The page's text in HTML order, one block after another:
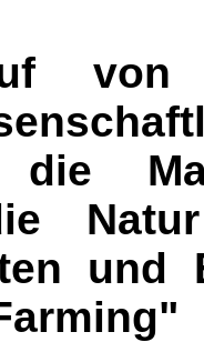
von
und